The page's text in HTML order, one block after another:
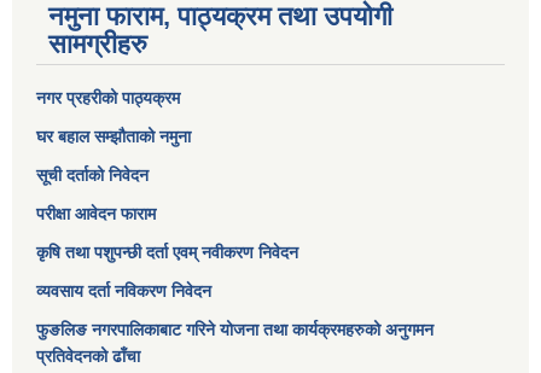
नमुना फाराम, पाठ्यक्रम तथा उपयोगी
सामग्रीहरु
नगर प्रहरीको पाठ्यक्रम
घर बहाल सम्झौताको नमुना
सूची दर्ताको निवेदन
परीक्षा आवेदन फाराम
कृषि तथा पशुपन्छी दर्ता एवम् नवीकरण निवेदन
व्यवसाय दर्ता नविकरण निवेदन
फुङलिङ नगरपालिकाबाट गरिने योजना तथा कार्यक्रमहरुको अनुगमन
प्रतिवेदनको ढाँचा